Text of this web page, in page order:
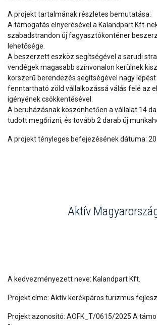
A projekt tartalmának részletes bemutatása:
A támogatás elnyerésével a Kalandpart Kft-
szabadstrandon új fagyasztókonténer
lehetősége.
A beszerzett eszköz segítségével a sarudi
vendégek magasabb színvonalon kerülnek
korszerű berendezés segítségével nagy
fenntartható zöld vállalkozássá válás felé az
igényének csökkentésével.
A beruházásnak köszönhetően a vállalat 14
tudott megőrizni, és tovább 2 darab új
A projekt tényleges befejezésének dátuma:
Aktív
A kedvezményezett neve: Kalandpart Kft.
Projekt címe: Aktív kerékpáros turizmus
Projekt azonosító: AOFK_T/0615/2025 A